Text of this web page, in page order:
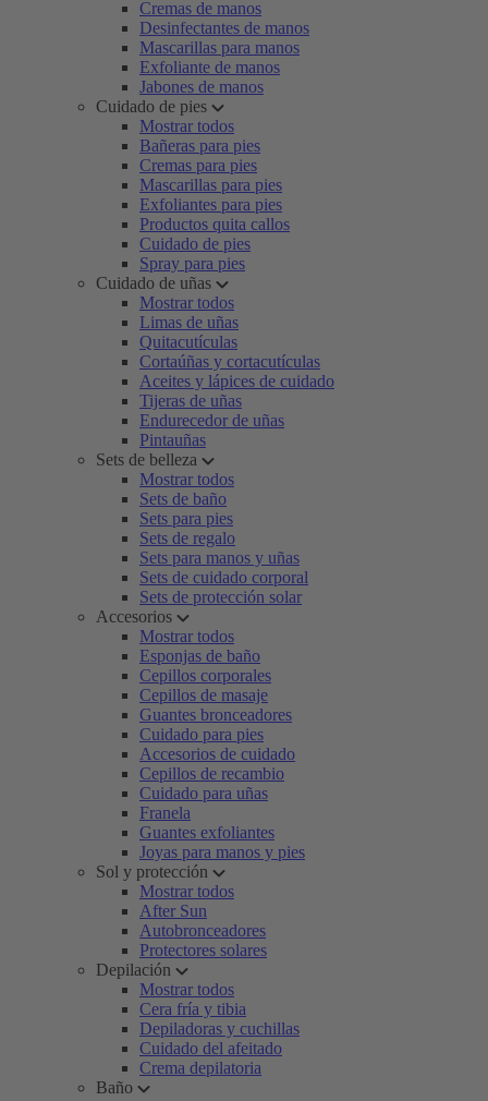
Cremas de manos
Desinfectantes de manos
Mascarillas para manos
Exfoliante de manos
Jabones de manos
Cuidado de pies
Mostrar todos
Bañeras para pies
Cremas para pies
Mascarillas para pies
Exfoliantes para pies
Productos quita callos
Cuidado de pies
Spray para pies
Cuidado de uñas
Mostrar todos
Limas de uñas
Quitacutículas
Cortaúñas y cortacutículas
Aceites y lápices de cuidado
Tijeras de uñas
Endurecedor de uñas
Pintauñas
Sets de belleza
Mostrar todos
Sets de baño
Sets para pies
Sets de regalo
Sets para manos y uñas
Sets de cuidado corporal
Sets de protección solar
Accesorios
Mostrar todos
Esponjas de baño
Cepillos corporales
Cepillos de masaje
Guantes bronceadores
Cuidado para pies
Accesorios de cuidado
Cepillos de recambio
Cuidado para uñas
Franela
Guantes exfoliantes
Joyas para manos y pies
Sol y protección
Mostrar todos
After Sun
Autobronceadores
Protectores solares
Depilación
Mostrar todos
Cera fría y tibia
Depiladoras y cuchillas
Cuidado del afeitado
Crema depilatoria
Baño